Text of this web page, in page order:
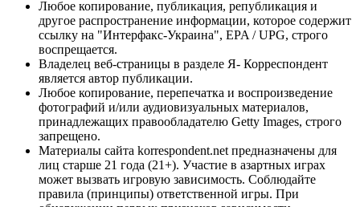
Любое копирование, публикация, републикация и
другое распространение информации, которое содержит
ссылку на "Интерфакс-Украина", EPA / UPG, строго
воспрещается.
Владелец веб-страницы в разделе Я- Корреспондент
является автор публикации.
Любое копирование, перепечатка и воспроизведение
фотографий и/или аудиовизуальных материалов,
принадлежащих правообладателю Getty Images, строго
запрещено.
Материалы сайта korrespondent.net предназначены для
лиц старше 21 года (21+). Участие в азартных играх
может вызвать игровую зависимость. Соблюдайте
правила (принципы) ответственной игры. При